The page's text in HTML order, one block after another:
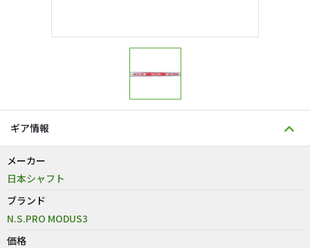
ギア情報
メーカー
日本シャフト
ブランド
N.S.PRO MODUS3
価格